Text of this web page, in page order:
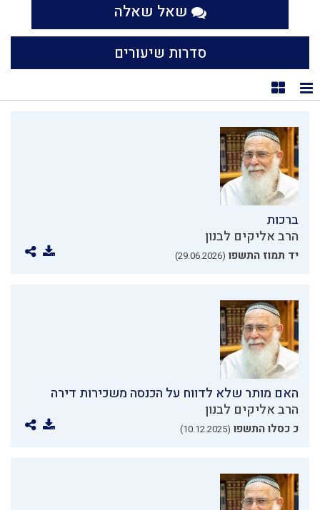
שאל שאלה
סדרות שיעורים
תצוגת רשימה
תצוגת קוביות
ברכות
הרב אליקים לבנון
יד תמוז התשפו (29.06.2026)
האם מותר שלא לדווח על הכנסה משכירות דירה
הרב אליקים לבנון
כ כסלו התשפו (10.12.2025)